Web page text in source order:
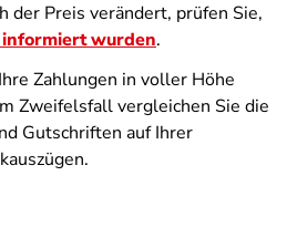
der Preis verändert, prüfen Sie,
wurden.
Zahlungen in voller Höhe
Zweifelsfall vergleichen Sie die
Gutschriften auf Ihrer